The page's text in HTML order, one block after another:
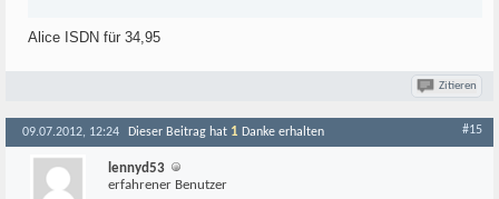
Alice ISDN für 34,95
Zitieren
09.07.2012, 12:24 Dieser Beitrag hat 1 Danke erhalten #15
lennyd53
erfahrener Benutzer